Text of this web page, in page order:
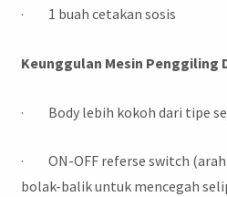
· 1 buah cetakan sosis
Keunggulan Mesin Penggiling
· Body lebih kokoh dari tipe
· ON-OFF referse switch (arah
bolak-balik untuk mencegah